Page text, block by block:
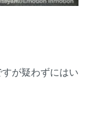
が疑わずにはい